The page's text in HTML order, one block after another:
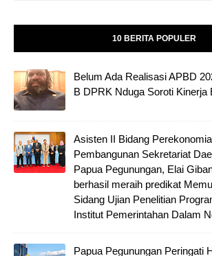
10 BERITA POPULER
Belum Ada Realisasi APBD
B DPRK Nduga Soroti Kinerja
Asisten II Bidang
Pembangunan Sekretariat
Papua Pegunungan, Elai
berhasil meraih predikat
Sidang Ujian Penelitian
Institut Pemerintahan Dalam
Papua Pegunungan Peringati